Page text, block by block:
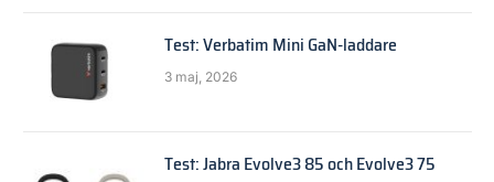
Test: Verbatim Mini GaN-laddare
3 maj, 2026
Test: Jabra Evolve3 85 och Evolve3 75